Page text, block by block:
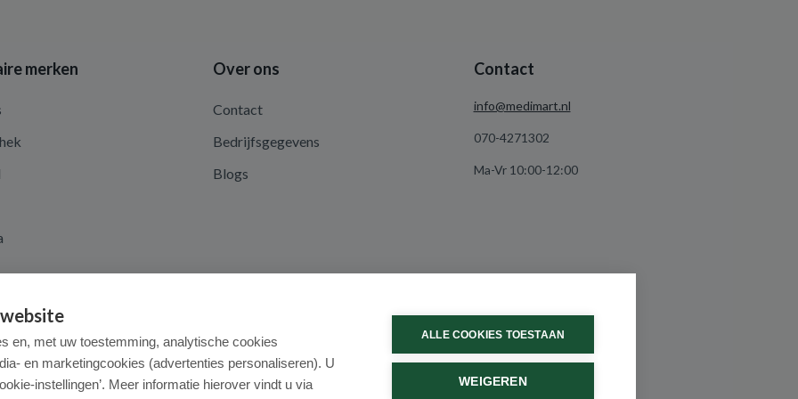
merken Over ons
Contact
Bedrijfsgegevens
Blogs
Contact
info@medimart.nl
070-4271302
Ma-Vr 10:00-12:00
en, met uw toestemming, analytische cookies
en marketingcookies (advertenties personaliseren). U
instellingen’. Meer informatie hierover vindt u via
ALLE COOKIES TOESTAAN
WEIGEREN